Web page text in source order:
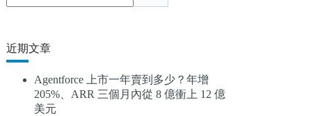
到
條
件
近期文章
Agentforce 上市一年賣到多少？年增
205%、ARR 三個月內從 8 億衝上 12 億
美元